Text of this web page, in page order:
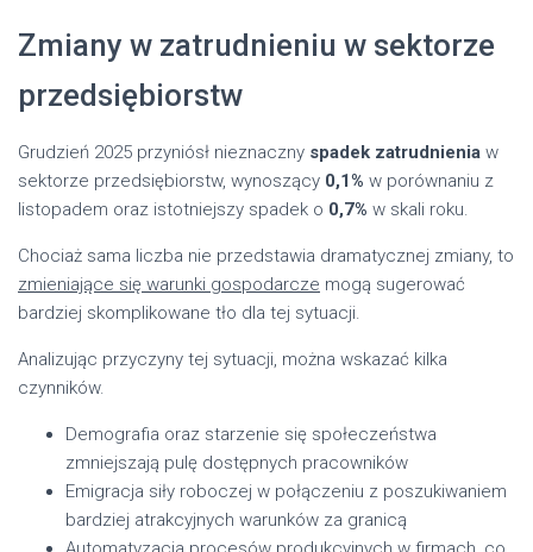
Zmiany w zatrudnieniu w sektorze
przedsiębiorstw
Grudzień 2025 przyniósł nieznaczny spadek zatrudnienia w
sektorze przedsiębiorstw, wynoszący 0,1% w porównaniu z
listopadem oraz istotniejszy spadek o 0,7% w skali roku.
Chociaż sama liczba nie przedstawia dramatycznej zmiany, to
zmieniające się warunki gospodarcze mogą sugerować
bardziej skomplikowane tło dla tej sytuacji.
Analizując przyczyny tej sytuacji, można wskazać kilka
czynników.
Demografia oraz starzenie się społeczeństwa
zmniejszają pulę dostępnych pracowników
Emigracja siły roboczej w połączeniu z poszukiwaniem
bardziej atrakcyjnych warunków za granicą